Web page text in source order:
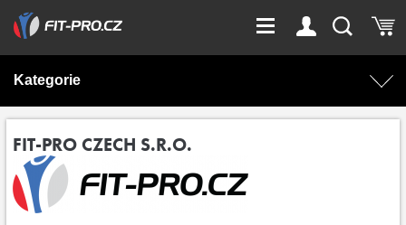
GDPR
Kariéra Kontakt
Přihlášení
Kategorie
Doplňky stravy Fitness vybavení
FIT-PRO CZECH S.R.O.